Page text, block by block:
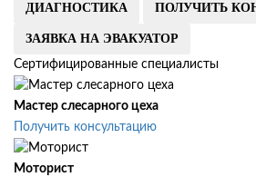
ДИАГНОСТИКА ПОЛУЧИТЬ
ЗАЯВКА НА ЭВАКУАТОР
Сертифицированные специалисты
Мастер слесарного цеха
Получить консультацию
Моторист